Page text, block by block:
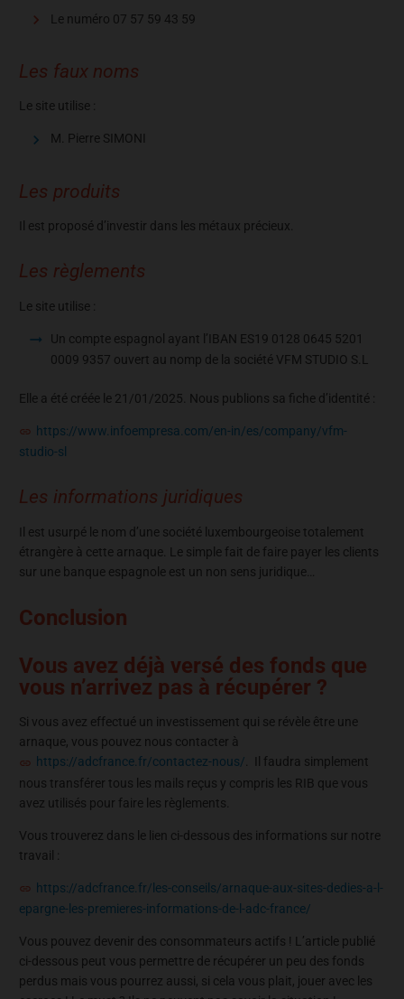
Le numéro 07 57 59 43 59
Les faux noms
Le site utilise :
M. Pierre SIMONI
Les produits
Il est proposé d’investir dans les métaux précieux.
Les règlements
Le site utilise :
Un compte espagnol ayant l’IBAN ES19 0128 0645 5201
0009 9357 ouvert au nomp de la société VFM STUDIO S.L
Elle a été créée le 21/01/2025. Nous publions sa fiche d’identité :
https://www.infoempresa.com/en-in/es/company/vfm-
studio-sl
Les informations juridiques
Il est usurpé le nom d’une société luxembourgeoise totalement
étrangère à cette arnaque. Le simple fait de faire payer les clients
sur une banque espagnole est un non sens juridique…
Conclusion
Vous avez déjà versé des fonds que
vous n’arrivez pas à récupérer ?
Si vous avez effectué un investissement qui se révèle être une
arnaque, vous pouvez nous contacter à
https://adcfrance.fr/contactez-nous/. Il faudra simplement
nous transférer tous les mails reçus y compris les RIB que vous
avez utilisés pour faire les règlements.
Vous trouverez dans le lien ci-dessous des informations sur notre
travail :
https://adcfrance.fr/les-conseils/arnaque-aux-sites-dedies-a-l-
epargne-les-premieres-informations-de-l-adc-france/
Vous pouvez devenir des consommateurs actifs ! L’article publié
ci-dessous peut vous permettre de récupérer un peu des fonds
perdus mais vous pourrez aussi, si cela vous plait, jouer avec les